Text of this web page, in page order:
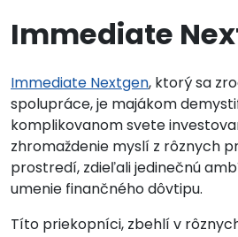
Immediate
Immediate Nextgen, ktorý sa
spolupráce, je majákom
komplikovanom svete
zhromaždenie myslí z rôznych
prostredí, zdieľali jedinečnú
umenie finančného dôvtipu.
Títo priekopníci, zbehlí v